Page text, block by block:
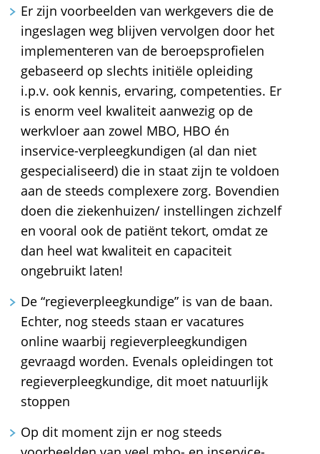
Er zijn voorbeelden van werkgevers die de
ingeslagen weg blijven vervolgen door het
implementeren van de beroepsprofielen
gebaseerd op slechts initiële opleiding
i.p.v. ook kennis, ervaring, competenties. Er
is enorm veel kwaliteit aanwezig op de
werkvloer aan zowel MBO, HBO én
inservice-verpleegkundigen (al dan niet
gespecialiseerd) die in staat zijn te voldoen
aan de steeds complexere zorg. Bovendien
doen die ziekenhuizen/ instellingen zichzelf
en vooral ook de patiënt tekort, omdat ze
dan heel wat kwaliteit en capaciteit
ongebruikt laten!
De “regieverpleegkundige” is van de baan.
Echter, nog steeds staan er vacatures
online waarbij regieverpleegkundigen
gevraagd worden. Evenals opleidingen tot
regieverpleegkundige, dit moet natuurlijk
stoppen
Op dit moment zijn er nog steeds